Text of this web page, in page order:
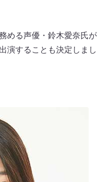
める声優・鈴木愛奈氏が
演することも決定しまし